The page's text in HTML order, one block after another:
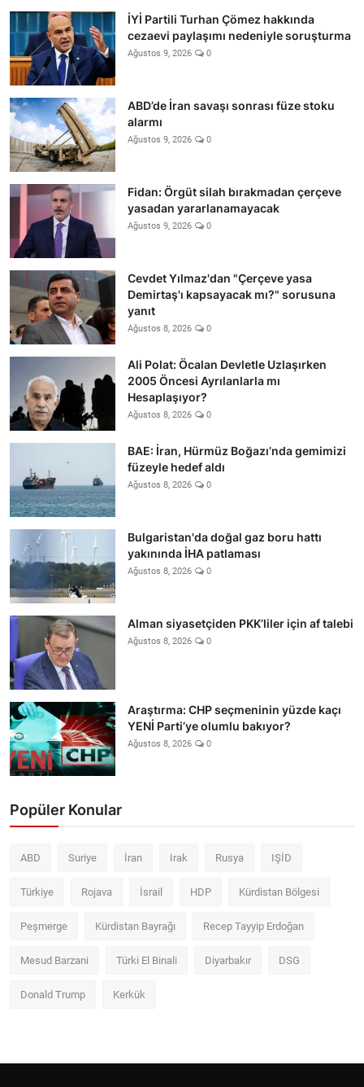
İYİ Partili Turhan Çömez hakkında
cezaevi paylaşımı nedeniyle soruşturma
Ağustos 9, 2026 0
ABD’de İran savaşı sonrası füze stoku
alarmı
Ağustos 9, 2026 0
Fidan: Örgüt silah bırakmadan çerçeve
yasadan yararlanamayacak
Ağustos 9, 2026 0
Cevdet Yılmaz'dan "Çerçeve yasa
Demirtaş'ı kapsayacak mı?" sorusuna
yanıt
Ağustos 8, 2026 0
Ali Polat: Öcalan Devletle Uzlaşırken
2005 Öncesi Ayrılanlarla mı
Hesaplaşıyor?
Ağustos 8, 2026 0
BAE: İran, Hürmüz Boğazı’nda gemimizi
füzeyle hedef aldı
Ağustos 8, 2026 0
Bulgaristan'da doğal gaz boru hattı
yakınında İHA patlaması
Ağustos 8, 2026 0
Alman siyasetçiden PKK’liler için af talebi
Ağustos 8, 2026 0
Araştırma: CHP seçmeninin yüzde kaçı
YENİ Parti’ye olumlu bakıyor?
Ağustos 8, 2026 0
Popüler Konular
ABD Suriye İran Irak Rusya IŞİD
Türkiye Rojava İsrail HDP Kürdistan Bölgesi
Peşmerge Kürdistan Bayrağı Recep Tayyip Erdoğan
Mesud Barzani Türki El Binali Diyarbakır DSG
Donald Trump Kerkük